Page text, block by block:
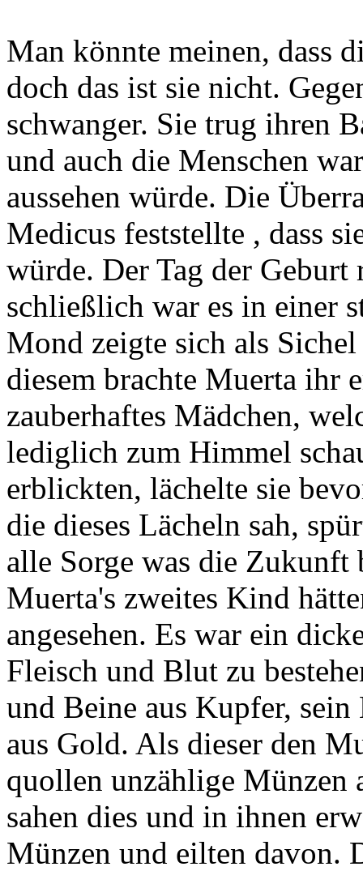
Man könnte meinen, dass
doch das ist sie nicht.
schwanger. Sie trug ihren
und auch die Menschen
aussehen würde. Die
Medicus feststellte , dass
würde. Der Tag der
schließlich war es in einer
Mond zeigte sich als
diesem brachte Muerta ihr
zauberhaftes Mädchen,
lediglich zum Himmel
erblickten, lächelte sie
die dieses Lächeln sah,
alle Sorge was die
Muerta's zweites Kind
angesehen. Es war ein
Fleisch und Blut zu
und Beine aus Kupfer,
aus Gold. Als dieser den
quollen unzählige Münzen
sahen dies und in ihnen
Münzen und eilten davon.